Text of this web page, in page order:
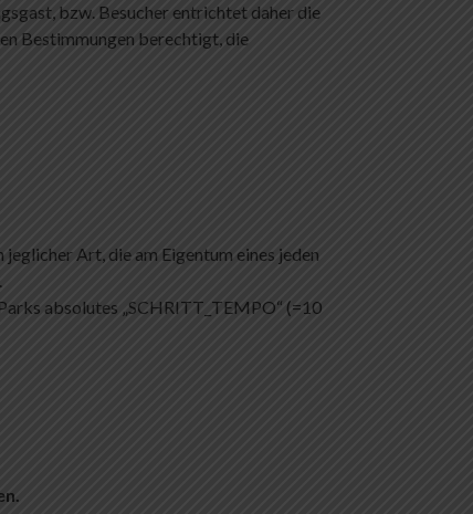
bzw. Besucher entrichtet daher die
Bestimmungen berechtigt, die
jeglicher Art, die am Eigentum eines jeden
absolutes „SCHRITT_TEMPO“ (=10